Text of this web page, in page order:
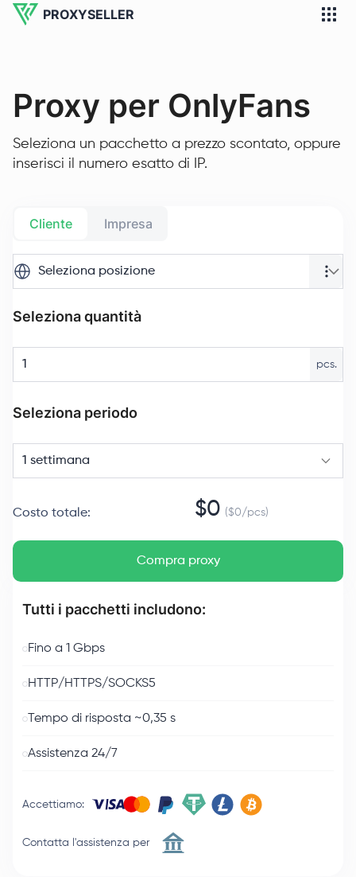
PROXYSELLER
Proxy per OnlyFans
Seleziona un pacchetto a prezzo scontato, oppure
inserisci il numero esatto di IP.
Cliente Impresa
Seleziona posizione
Seleziona quantità
pcs.
Seleziona periodo
1 settimana
Costo totale: $0 ($0/pcs)
Compra proxy
Tutti i pacchetti includono:
Fino a 1 Gbps
HTTP/HTTPS/SOCKS5
Tempo di risposta ~0,35 s
Assistenza 24/7
Accettiamo:
Contatta l'assistenza per